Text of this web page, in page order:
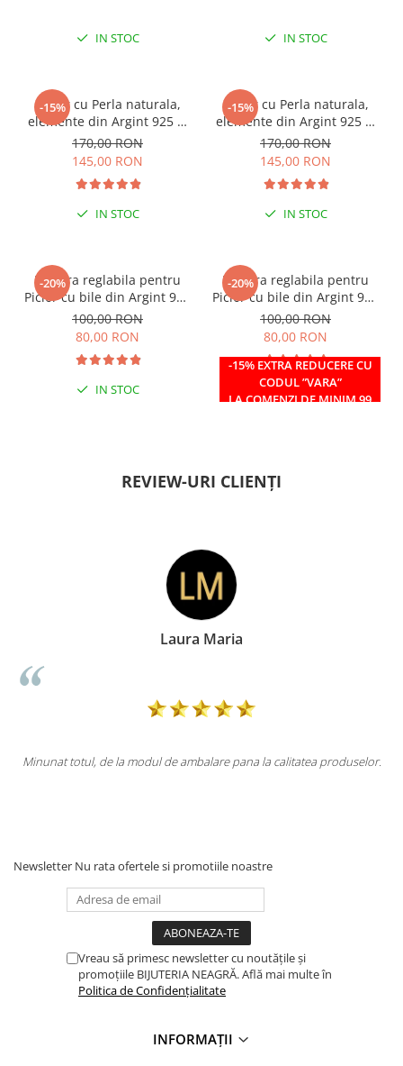
IN STOC IN STOC
-15%
Colier cu Perla naturala,
elemente din Argint 925 si
margele Miyuki, multicolor
170,00 RON
145,00 RON
IN STOC
-15%
Colier cu Perla naturala,
elemente din Argint 925 si
margele Miyuki, verde/kiwi
170,00 RON
145,00 RON
IN STOC
-20%
Bratara reglabila pentru
Picior cu bile din Argint 925
si margele Miyuki rosii
100,00 RON
80,00 RON
IN STOC
-20%
-15% EXTRA REDUCERE CU
CODUL ”VARA”
LA COMENZI DE MINIM 99
Bratara reglabila pentru
Picior cu bile din Argint 925
si margele Miyuki verzi
100,00 RON
80,00 RON
IN STOC
REVIEW-URI CLIENȚI
modul de ambalare pana la calitatea produselor. Totul la
Newsletter Nu rata ofertele si promotiile noastre
Vreau să primesc newsletter cu noutățile și
promoțiile BIJUTERIA NEAGRĂ. Află mai multe în
Politica de Confidențialitate
INFORMAȚII